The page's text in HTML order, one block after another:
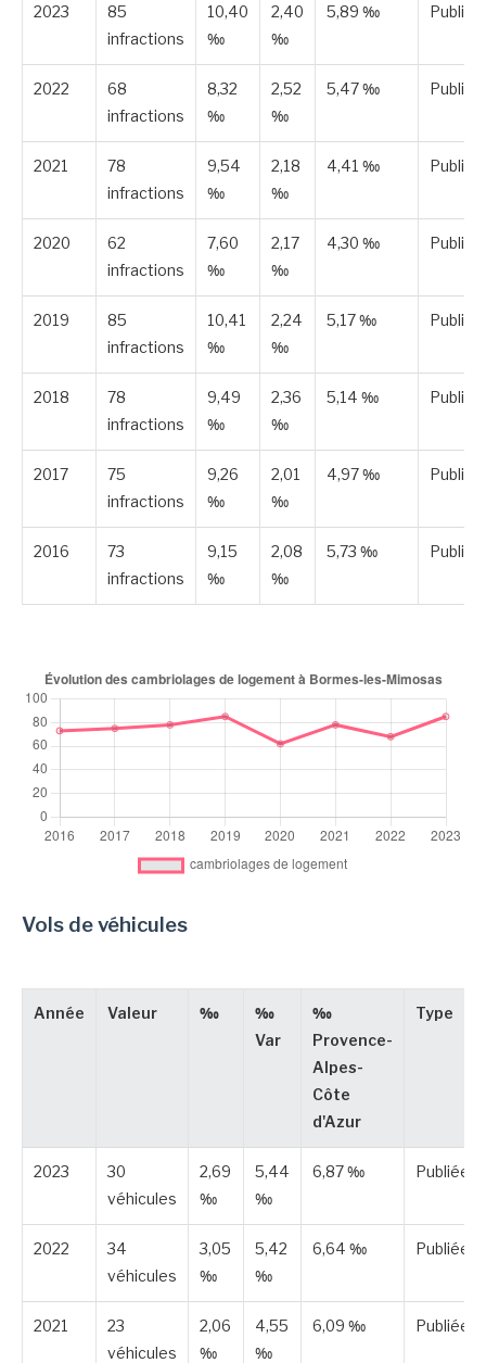
2023
85
infractions
10,40
‰
2,40
‰
5,89 ‰ Publiée
2022
68
infractions
8,32
‰
2,52
‰
5,47 ‰ Publiée
2021
78
infractions
9,54
‰
2,18
‰
4,41 ‰ Publiée
2020
62
infractions
7,60
‰
2,17
‰
4,30 ‰ Publiée
2019
85
infractions
10,41
‰
2,24
‰
5,17 ‰ Publiée
2018
78
infractions
9,49
‰
2,36
‰
5,14 ‰ Publiée
2017
75
infractions
9,26
‰
2,01
‰
4,97 ‰ Publiée
2016
73
infractions
9,15
‰
2,08
‰
5,73 ‰ Publiée
Vols de véhicules
Année Valeur ‰
‰
Var
‰
Provence-
Alpes-
Côte
d'Azur
Type
2023
30
véhicules
2,69
‰
5,44
‰
6,87 ‰ Publiée
2022
34
véhicules
3,05
‰
5,42
‰
6,64 ‰ Publiée
2021
23
véhicules
2,06
‰
4,55
‰
6,09 ‰ Publiée